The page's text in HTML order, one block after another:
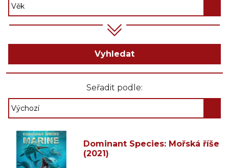
Vyhledat
Seřadit podle:
Dominant Species: Mořská říše
(2021)